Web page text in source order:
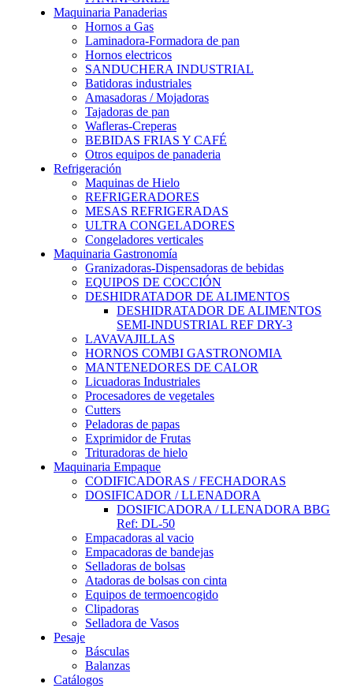
Maquinaria Panaderias
Hornos a Gas
Laminadora-Formadora de pan
Hornos electricos
SANDUCHERA INDUSTRIAL
Batidoras industriales
Amasadoras / Mojadoras
Tajadoras de pan
Wafleras-Creperas
BEBIDAS FRIAS Y CAFÉ
Otros equipos de panaderia
Refrigeración
Maquinas de Hielo
REFRIGERADORES
MESAS REFRIGERADAS
ULTRA CONGELADORES
Congeladores verticales
Maquinaria Gastronomía
Granizadoras-Dispensadoras de bebidas
EQUIPOS DE COCCIÓN
DESHIDRATADOR DE ALIMENTOS
DESHIDRATADOR DE ALIMENTOS
SEMI-INDUSTRIAL REF DRY-3
LAVAVAJILLAS
HORNOS COMBI GASTRONOMIA
MANTENEDORES DE CALOR
Licuadoras Industriales
Procesadores de vegetales
Cutters
Peladoras de papas
Exprimidor de Frutas
Trituradoras de hielo
Maquinaria Empaque
CODIFICADORAS / FECHADORAS
DOSIFICADOR / LLENADORA
DOSIFICADORA / LLENADORA BBG
Ref: DL-50
Empacadoras al vacio
Empacadoras de bandejas
Selladoras de bolsas
Atadoras de bolsas con cinta
Equipos de termoencogido
Clipadoras
Selladora de Vasos
Pesaje
Básculas
Balanzas
Catálogos